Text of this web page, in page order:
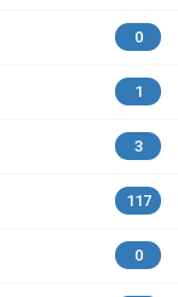
0
1
3
117
0